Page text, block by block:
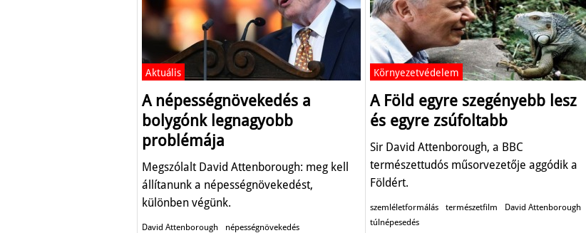
Aktuális
A népességnövekedés a
bolygónk legnagyobb
problémája
Megszólalt David Attenborough: meg kell
állítanunk a népességnövekedést,
különben végünk.
David Attenborough népességnövekedés
Környezetvédelem
A Föld egyre szegényebb lesz
és egyre zsúfoltabb
Sir David Attenborough, a BBC
természettudós műsorvezetője aggódik a
Földért.
szemléletformálás természetfilm
David Attenborough
túlnépesedés